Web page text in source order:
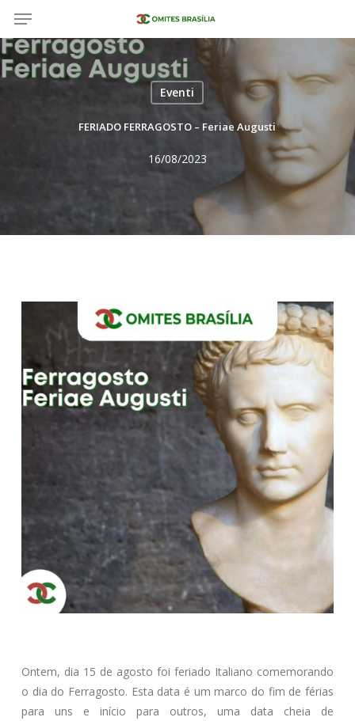
main
content
Menù
Eventi
FERIADO FERRAGOSTO – Feriae Augusti
16/08/2023
Ontem, dia 15 de agosto foi feriado Italiano comemorando
o dia do Ferragosto. Esta data é um marco do fim de férias
para uns e início para outros, uma data cheia de